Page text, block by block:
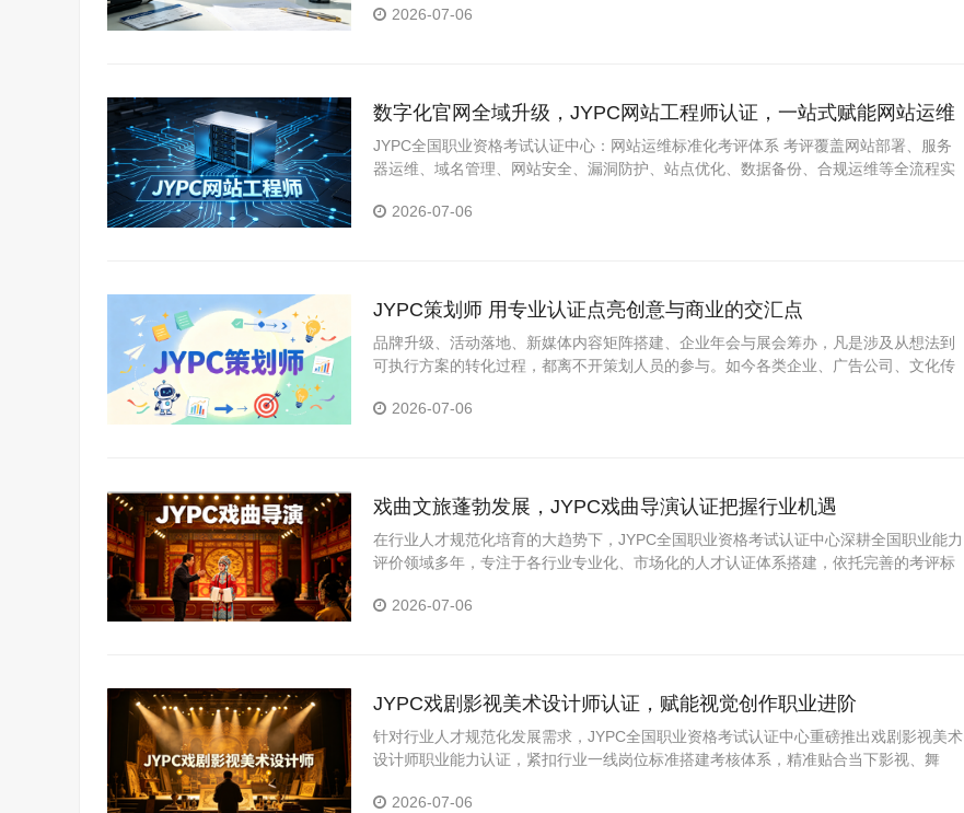
标市场的商业文化与基础法规。
2026-07-06
数字化官网全域升级，JYPC网站工程师认证，一站式赋能网站运维
技术人才
JYPC全国职业资格考试认证中心：网站运维标准化考评体系 考评覆盖网站部署、服务
器运维、域名管理、网站安全、漏洞防护、站点优化、数据备份、合规运维等全流程实
2026-07-06
JYPC策划师 用专业认证点亮创意与商业的交汇点
品牌升级、活动落地、新媒体内容矩阵搭建、企业年会与展会筹办，凡是涉及从想法到
可执行方案的转化过程，都离不开策划人员的参与。如今各类企业、广告公司、文化传
从业者掌握市场调研方法等综合能力。
2026-07-06
戏曲文旅蓬勃发展，JYPC戏曲导演认证把握行业机遇
在行业人才规范化培育的大趋势下，JYPC全国职业资格考试认证中心深耕全国职业能力
评价领域多年，专注于各行业专业化、市场化的人才认证体系搭建，依托完善的考评标
能力认证服务，助力职场人才标准化成长、职业化进阶
2026-07-06
JYPC戏剧影视美术设计师认证，赋能视觉创作职业进阶
针对行业人才规范化发展需求，JYPC全国职业资格考试认证中心重磅推出戏剧影视美术
设计师职业能力认证，紧扣行业一线岗位标准搭建考核体系，精准贴合当下影视、舞
力背书。
2026-07-06